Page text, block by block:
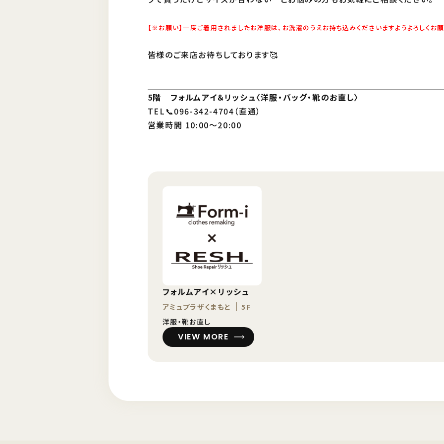
【※お願い】一度ご着用されましたお洋服は、お洗濯のうえお持ち込みくださいますようよろしくお願
皆様のご来店お待ちしております🥰
5階 フォルムアイ＆リッシュ〈洋服・バッグ・靴のお直し〉
TEL📞096-342-4704（直通）
営業時間 10:00～20:00
フォルムアイ×リッシュ
アミュプラザくまもと
5F
洋服・靴お直し
VIEW MORE